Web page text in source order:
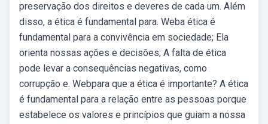
preservação dos direitos e deveres de cada um. Além
disso, a ética é fundamental para. Weba ética é
fundamental para a convivência em sociedade; Ela
orienta nossas ações e decisões; A falta de ética
pode levar a consequências negativas, como
corrupção e. Webpara que a ética é importante? A ética
é fundamental para a relação entre as pessoas porque
estabelece os valores e princípios que guiam a nossa